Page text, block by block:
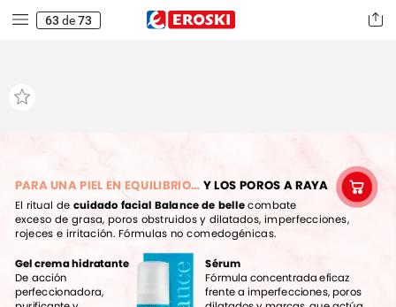
63 de73
Gelcremahidratante
De acción
perfeccionadora,
Sérum
Fórmula concentrada eficaz
frentea imperfecciones,poros
El ritual de cuidado facial Balancede belle combate
exceso de grasa, poros obstruidos y dilatados, imperfecciones,
rojeces e irritación. Fórmulas no comedogénicas.
PARAUNAPIEL EN EQUILIBRIO… YLOS POROS ARAYA